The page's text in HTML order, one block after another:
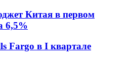
Китая в первом
6,5%
Fargo в I квартале